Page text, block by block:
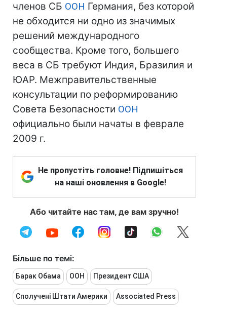
членов СБ ООН Германия, без которой
не обходится ни одно из значимых
решений международного
сообщества. Кроме того, большего
веса в СБ требуют Индия, Бразилия и
ЮАР. Межправительственные
консультации по реформированию
Совета Безопасности ООН
официально были начаты в феврале
2009 г.
Не пропустіть головне! Підпишіться
на наші оновлення в Google!
Або читайте нас там, де вам зручно!
Більше по темі:
Барак Обама ООН Президент США
Сполучені Штати Америки Associated Press